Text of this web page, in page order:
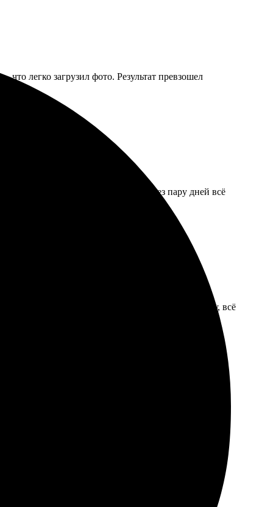
что легко загрузил фото. Результат превзошел
Подтвердили быстро, и через пару дней всё
детали четкие. Доставили вовремя в Лысьву, всё